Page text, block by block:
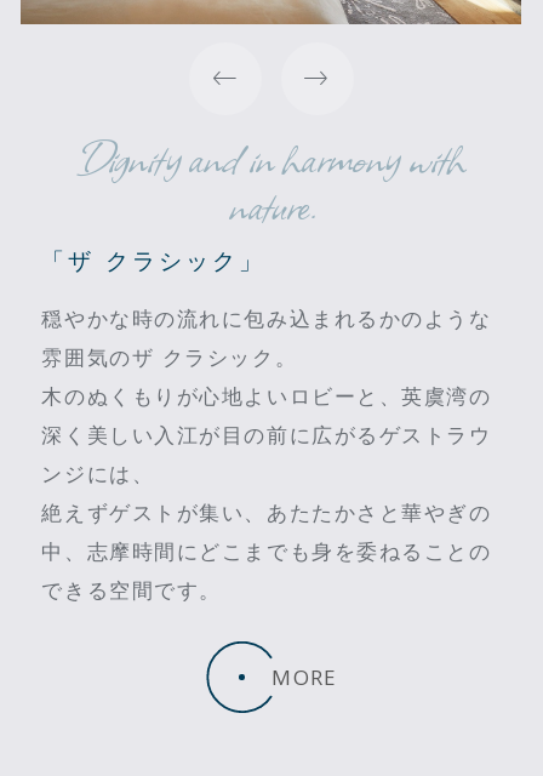
Dignity and in harmony with
nature.
「ザ クラシック」
穏やかな時の流れに包み込まれるかのような
雰囲気のザ クラシック。
木のぬくもりが心地よいロビーと、英虞湾の
深く美しい入江が目の前に広がるゲストラウ
ンジには、
絶えずゲストが集い、あたたかさと華やぎの
中、志摩時間にどこまでも身を委ねることの
できる空間です。
MORE